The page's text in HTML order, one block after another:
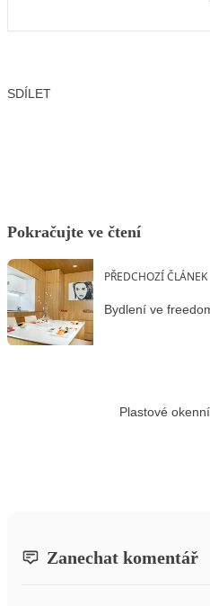
SDÍLET
Pokračujte ve čtení
PŘEDCHOZÍ ČLÁNEK
Bydlení ve
Plastové
Zanechat komentář